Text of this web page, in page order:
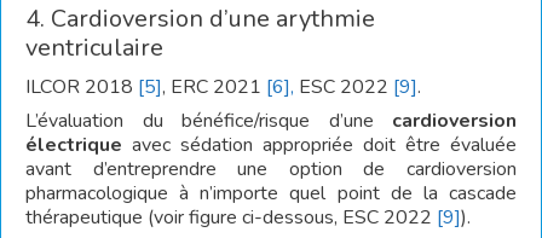
4. Cardioversion d’une arythmie
ventriculaire
ILCOR 2018 [5], ERC 2021 [6], ESC 2022 [9].
L’évaluation du bénéfice/risque d’une cardioversion
électrique avec sédation appropriée doit être évaluée
avant d’entreprendre une option de cardioversion
pharmacologique à n’importe quel point de la cascade
thérapeutique (voir figure ci-dessous, ESC 2022 [9]).